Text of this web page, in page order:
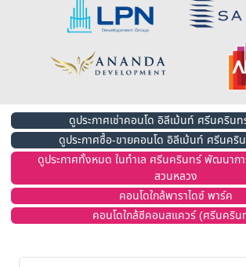
ดูประกาศเช่าคอนโด อิลีเม้นท์ ศรีนคริน
ดูประกาศซื้อ-ขายคอนโด อิลีเม้นท์ ศรีนคริ
ดูประกาศทั้งหมด ในทำเล ศรีนครินทร์ พัฒนาก
สวนหลวง
คอนโดใกล้พาราไดซ์ พาร์ค
คอนโดใกล้ซีคอนสแควร์ (ศรีนคริน